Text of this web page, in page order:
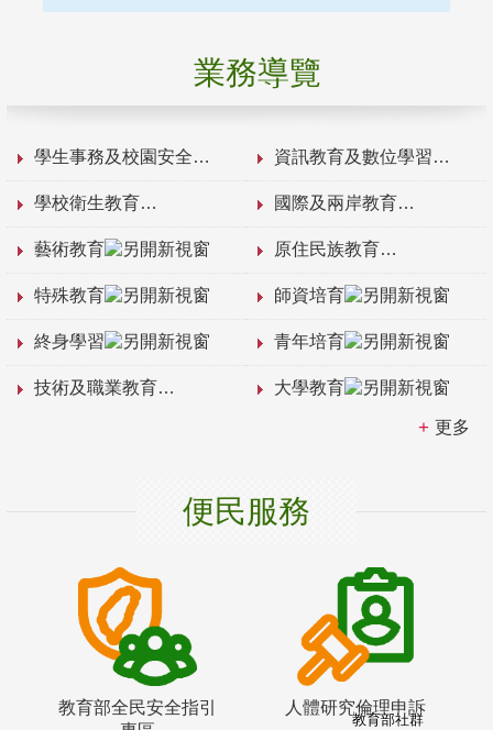
業務導覽
學生事務及校園安全 資訊教育及數位學習
學校衛生教育 國際及兩岸教育
藝術教育 原住民族教育
特殊教育 師資培育
終身學習 青年培育
技術及職業教育 大學教育
更多
便民服務
教育部全民安全指引
人體研究倫理申訴
教育部社群